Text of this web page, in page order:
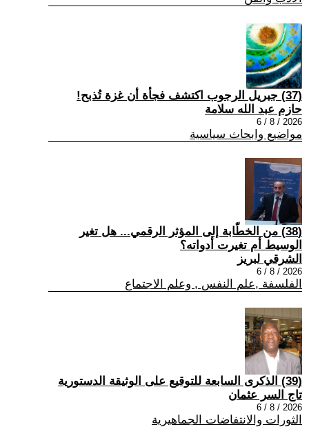
(37) جبريل الرجوب اكتشف فجأة أن غزة تُذبح!
حازم عبد الله سلامة
2026 / 8 / 6
مواضيع وابحاث سياسية
(38) من الخطّابة إلى المؤثر الرقمي... هل تغير
الوسيط أم تغيرت أدواته؟
الشرقي لبريز
2026 / 8 / 6
الفلسفة ,علم النفس , وعلم الاجتماع
(39) الذكرى السابعة للتوقيع على الوثيقة الدستورية
تاج السر عثمان
2026 / 8 / 6
الثورات والانتفاضات الجماهيرية